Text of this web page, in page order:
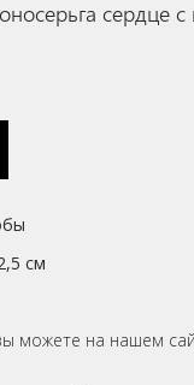
сердце
см
можете на нашем